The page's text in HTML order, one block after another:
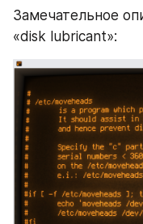
Замечательное
«disk lubricant»: